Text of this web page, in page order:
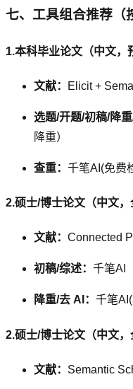
七、工具组合推荐（
1.本科毕业论文（中文，
文献： Elicit +
选题/开题/初稿/降重
降重）
查重： 千笔AI(免费
2.硕士/博士论文（中文，
文献： Connected
初稿/综述： 千笔AI
降重/去 AI： 千笔
2.硕士/博士论文（中文，
文献： Semantic